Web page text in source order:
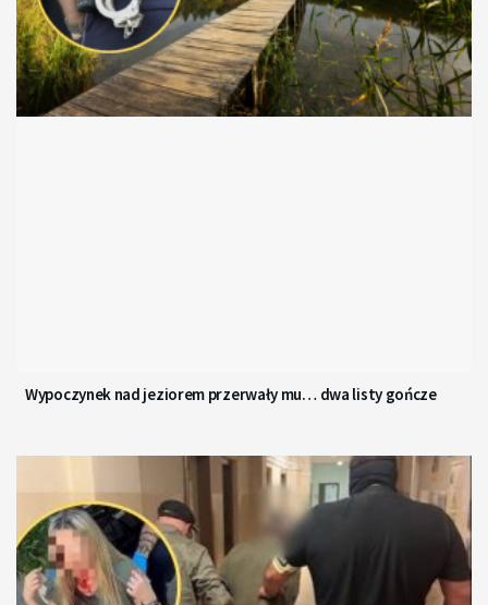
Wypoczynek nad jeziorem przerwały mu… dwa listy gończe